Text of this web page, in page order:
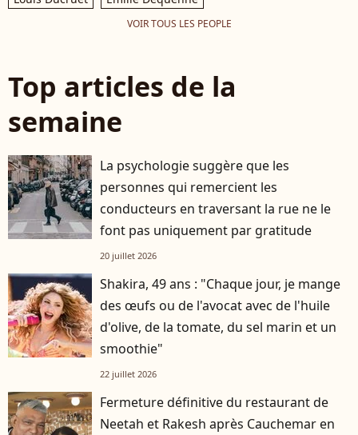
VOIR TOUS LES PEOPLE
Top articles de la
semaine
La psychologie suggère que les
personnes qui remercient les
conducteurs en traversant la rue ne le
font pas uniquement par gratitude
20 juillet 2026
Shakira, 49 ans : "Chaque jour, je mange
des œufs ou de l'avocat avec de l'huile
d'olive, de la tomate, du sel marin et un
smoothie"
22 juillet 2026
Fermeture définitive du restaurant de
Neetah et Rakesh après Cauchemar en